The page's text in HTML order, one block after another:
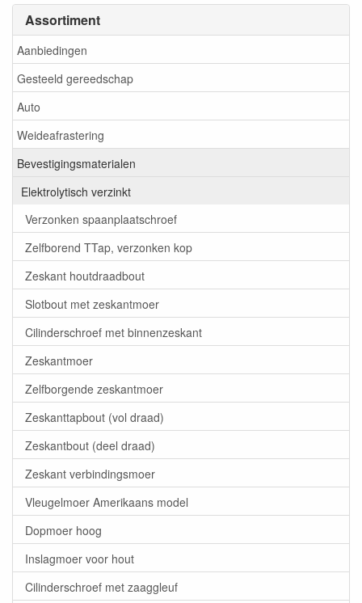
Assortiment
Aanbiedingen
Gesteeld gereedschap
Auto
Weideafrastering
Bevestigingsmaterialen
Elektrolytisch verzinkt
Verzonken spaanplaatschroef
Zelfborend TTap, verzonken kop
Zeskant houtdraadbout
Slotbout met zeskantmoer
Cilinderschroef met binnenzeskant
Zeskantmoer
Zelfborgende zeskantmoer
Zeskanttapbout (vol draad)
Zeskantbout (deel draad)
Zeskant verbindingsmoer
Vleugelmoer Amerikaans model
Dopmoer hoog
Inslagmoer voor hout
Cilinderschroef met zaaggleuf